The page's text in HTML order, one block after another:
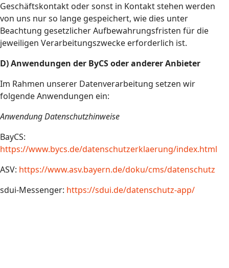
Geschäftskontakt oder sonst in Kontakt stehen werden
von uns nur so lange gespeichert, wie dies unter
Beachtung gesetzlicher Aufbewahrungsfristen für die
jeweiligen Verarbeitungszwecke erforderlich ist.
D) Anwendungen der ByCS oder anderer Anbieter
Im Rahmen unserer Datenverarbeitung setzen wir
folgende Anwendungen ein:
Anwendung Datenschutzhinweise
BayCS:
https://www.bycs.de/datenschutzerklaerung/index.html
ASV: https://www.asv.bayern.de/doku/cms/datenschutz
sdui-Messenger: https://sdui.de/datenschutz-app/